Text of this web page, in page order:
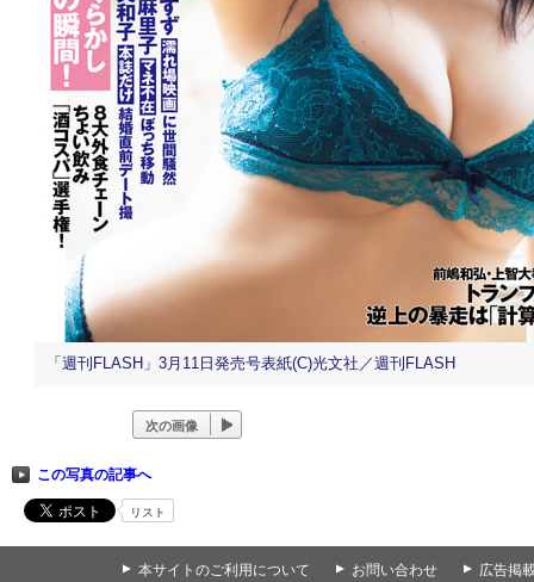
「週刊FLASH」3月11日発売号表紙(C)光文社／週刊FLASH
次の画像
この写真の記事へ
リスト
▲ 本サイトのご利用について ▲ お問い合わせ ▲ 広告掲